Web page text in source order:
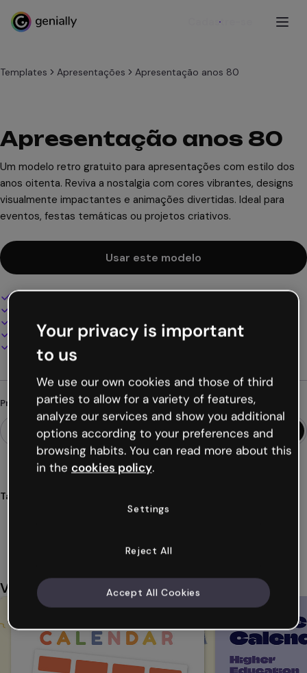
Cadastre-se
Templates Apresentações Apresentação anos 80
Apresentação anos 80
Um modelo retro gratuito para apresentações com estilo dos
anos oitenta. Reviva a nostalgia com cores vibrantes, designs
visualmente impactantes e animações divertidas. Ideal para
eventos, festas temáticas ou projetos criativos.
Usar este modelo
Design interativo e animado
Adicione áudio, vídeo e multimídia
Apresente, compartilhe ou publique online
Baixe em PDF, MP4 e outros formatos
Procurando algo diferente?
Tags
ochentas
Você também pode gostar
Your privacy is important
to us
We use our own cookies and those of third
parties to allow for a variety of features,
analyze our services and show you additional
options according to your preferences and
browsing habits. You can read more about this
in the cookies policy.
Settings
Reject All
Accept All Cookies